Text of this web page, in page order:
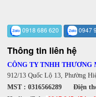
0918 686 620 0947
Thông tin liên hệ
CÔNG TY TNHH
912/13 Quốc Lộ 13, Phường
MST : 0316566289 Điện